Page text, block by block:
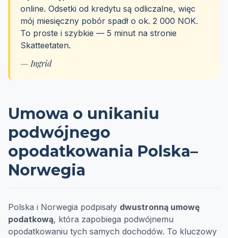
online. Odsetki od kredytu są odliczalne, więc
mój miesięczny pobór spadł o ok. 2 000 NOK.
To proste i szybkie — 5 minut na stronie
Skatteetaten.
— Ingrid
Umowa o unikaniu
podwójnego
opodatkowania Polska–
Norwegia
Polska i Norwegia podpisały dwustronną umowę
podatkową, która zapobiega podwójnemu
opodatkowaniu tych samych dochodów. To kluczowy